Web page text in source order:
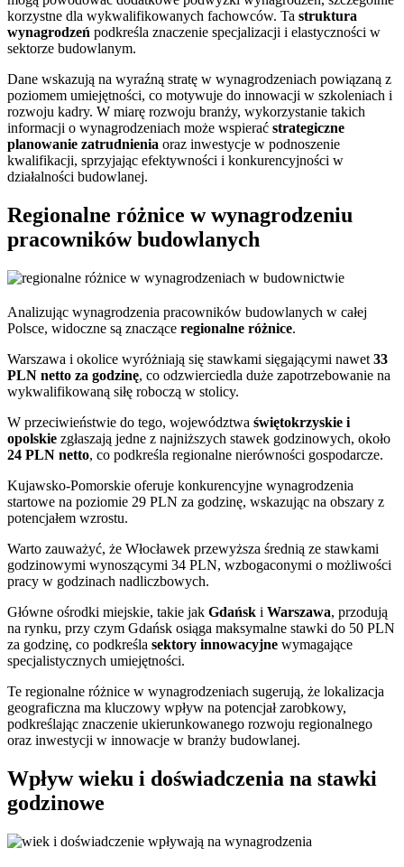
korzystne dla wykwalifikowanych fachowców. Ta struktura
wynagrodzeń podkreśla znaczenie specjalizacji i elastyczności w
sektorze budowlanym.
Dane wskazują na wyraźną stratę w wynagrodzeniach powiązaną z
poziomem umiejętności, co motywuje do innowacji w szkoleniach i
rozwoju kadry. W miarę rozwoju branży, wykorzystanie takich
informacji o wynagrodzeniach może wspierać strategiczne
planowanie zatrudnienia oraz inwestycje w podnoszenie
kwalifikacji, sprzyjając efektywności i konkurencyjności w
działalności budowlanej.
Regionalne różnice w wynagrodzeniu
pracowników budowlanych
Analizując wynagrodzenia pracowników budowlanych w całej
Polsce, widoczne są znaczące regionalne różnice.
Warszawa i okolice wyróżniają się stawkami sięgającymi nawet 33
PLN netto za godzinę, co odzwierciedla duże zapotrzebowanie na
wykwalifikowaną siłę roboczą w stolicy.
W przeciwieństwie do tego, województwa świętokrzyskie i
opolskie zgłaszają jedne z najniższych stawek godzinowych, około
24 PLN netto, co podkreśla regionalne nierówności gospodarcze.
Kujawsko-Pomorskie oferuje konkurencyjne wynagrodzenia
startowe na poziomie 29 PLN za godzinę, wskazując na obszary z
potencjałem wzrostu.
Warto zauważyć, że Włocławek przewyższa średnią ze stawkami
godzinowymi wynoszącymi 34 PLN, wzbogaconymi o możliwości
pracy w godzinach nadliczbowych.
Główne ośrodki miejskie, takie jak Gdańsk i Warszawa, przodują
na rynku, przy czym Gdańsk osiąga maksymalne stawki do 50 PLN
za godzinę, co podkreśla sektory innowacyjne wymagające
specjalistycznych umiejętności.
Te regionalne różnice w wynagrodzeniach sugerują, że lokalizacja
geograficzna ma kluczowy wpływ na potencjał zarobkowy,
podkreślając znaczenie ukierunkowanego rozwoju regionalnego
oraz inwestycji w innowacje w branży budowlanej.
Wpływ wieku i doświadczenia na stawki
godzinowe